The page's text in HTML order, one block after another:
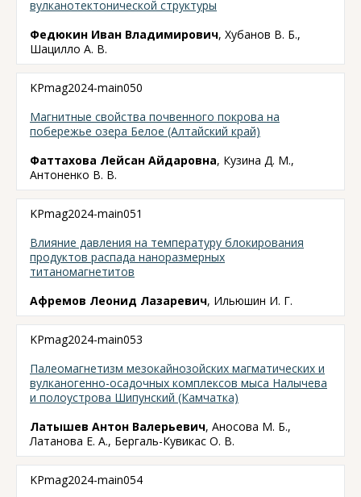
вулканотектонической структуры
Федюкин Иван Владимирович, Хубанов В. Б.,
Шацилло А. В.
KPmag2024-main050
Магнитные свойства почвенного покрова на
побережье озера Белое (Алтайский край)
Фаттахова Лейсан Айдаровна, Кузина Д. М.,
Антоненко В. В.
KPmag2024-main051
Влияние давления на температуру блокирования
продуктов распада наноразмерных
титаномагнетитов
Афремов Леонид Лазаревич, Ильюшин И. Г.
KPmag2024-main053
Палеомагнетизм мезокайнозойских магматических и
вулканогенно-осадочных комплексов мыса Налычева
и полоустрова Шипунский (Камчатка)
Латышев Антон Валерьевич, Аносова М. Б.,
Латанова Е. А., Бергаль-Кувикас О. В.
KPmag2024-main054